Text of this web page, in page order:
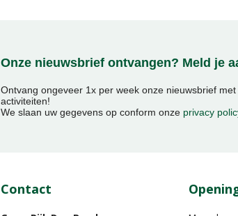
Onze nieuwsbrief ontvangen? Meld je
Ontvang ongeveer 1x per week onze nieuwsbrief
activiteiten!
We slaan uw gegevens op conform onze privacy
Contact